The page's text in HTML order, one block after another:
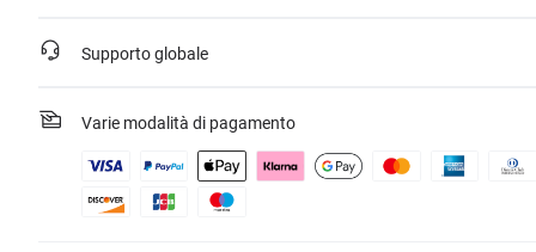
Supporto globale
Varie modalità di pagamento